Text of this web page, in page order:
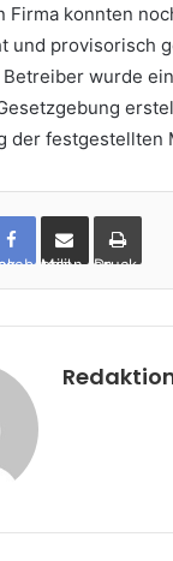
Firma konnten
und provisorisch
Betreiber wurde
der festgestellten
per Mail teilen Drucken